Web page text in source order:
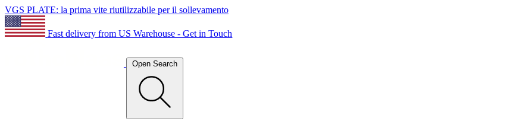
VGS PLATE: la prima vite riutilizzabile per il sollevamento
Fast delivery from US Warehouse - Get in Touch
Open Search